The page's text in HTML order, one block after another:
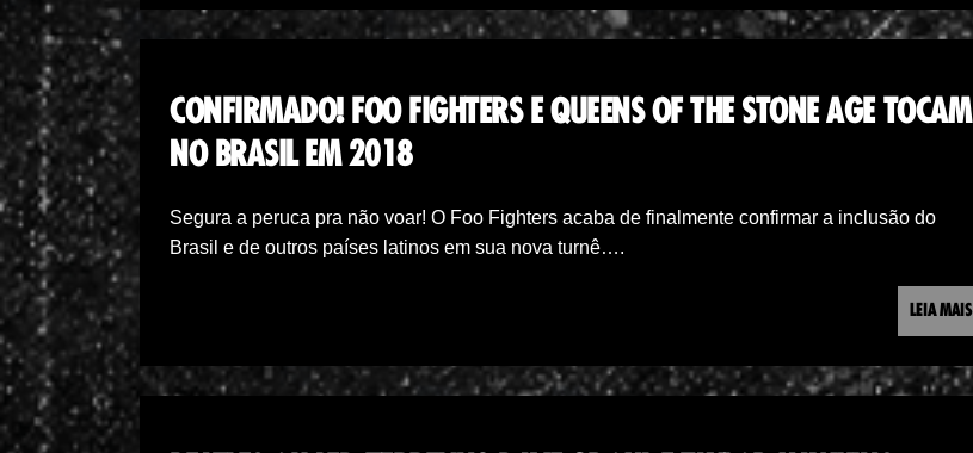
CONFIRMADO! FOO FIGHTERS E QUEENS OF THE STONE AGE TOCAM
NO BRASIL EM 2018
Segura a peruca pra não voar! O Foo Fighters acaba de finalmente confirmar a inclusão do
Brasil e de outros países latinos em sua nova turnê….
LEIA MAIS